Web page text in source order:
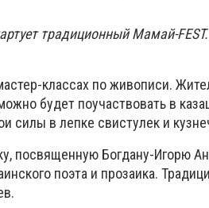
традиционный Мамай-
классах по живописи.
будет поучаствовать в
силы в лепке свистулек и
посвященную Богдану-Игорю
поэта и прозаика.